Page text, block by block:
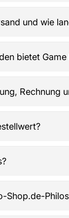
Motivation für
und wie
bietet
verschlüsselt
Rechnung
Shop.de-